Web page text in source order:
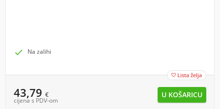
 Na zalihi
 Lista želja
43,79 €
cijena s PDV-om